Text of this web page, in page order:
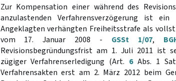
Zur Kompensation einer während des
anzulastenden Verfahrensverzögerung ist
Angeklagten verhängten Freiheitsstrafe als
vom 17. Januar 2008 - GSSt 1/07,
Revisionsbegründungsfrist am 1. Juli 2011 ist
zügiger Verfahrenserledigung (Art. 6Abs. 1
Verfahrensakten erst am 2. März 2012 beim